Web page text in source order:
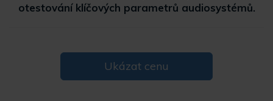
otestování klíčových parametrů audiosystémů.
Ukázat cenu